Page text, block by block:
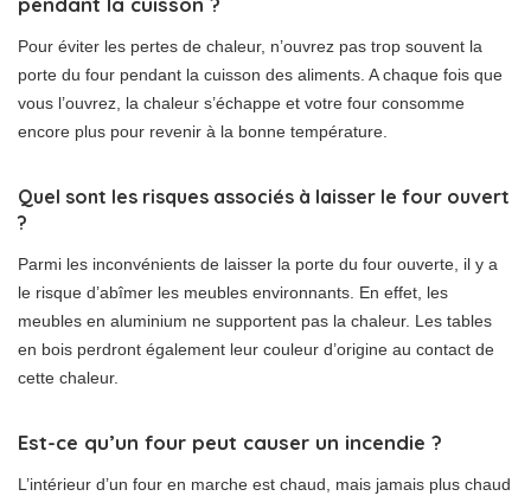
Pour éviter les pertes de chaleur, n’ouvrez pas trop souvent la
porte du four pendant la cuisson des aliments. A chaque fois que
vous l’ouvrez, la chaleur s’échappe et votre four consomme
encore plus pour revenir à la bonne température.
Quel sont les risques associés à laisser le four ouvert
?
Parmi les inconvénients de laisser la porte du four ouverte, il y a
le risque d’abîmer les meubles environnants. En effet, les
meubles en aluminium ne supportent pas la chaleur. Les tables
en bois perdront également leur couleur d’origine au contact de
cette chaleur.
Est-ce qu’un four peut causer un incendie ?
L’intérieur d’un four en marche est chaud, mais jamais plus chaud